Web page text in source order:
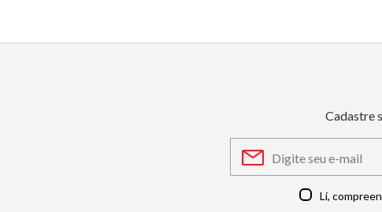
Cadastre
Li,